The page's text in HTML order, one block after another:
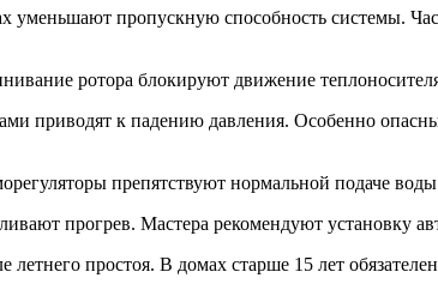
уменьшают пропускную способность системы.
ротора блокируют движение
приводят к падению давления. Особенно
препятствуют нормальной подаче
прогрев. Мастера рекомендуют установку
простоя. В домах старше 15 лет